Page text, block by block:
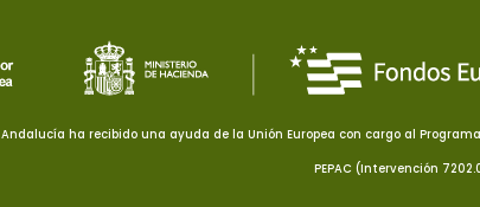
ha recibido una ayuda de la Unión Europea con cargo al
PEPAC (Intervención